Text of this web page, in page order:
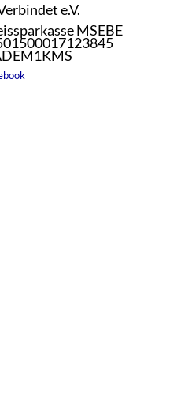
e.V.
MSEBE